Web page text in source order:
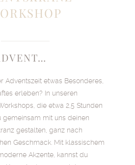
Adventszeit etwas Besonderes,
erleben? In unseren
die etwa 2,5 Stunden
gemeinsam mit uns deinen
gestalten, ganz nach
Geschmack. Mit klassischem
Akzente, kannst du